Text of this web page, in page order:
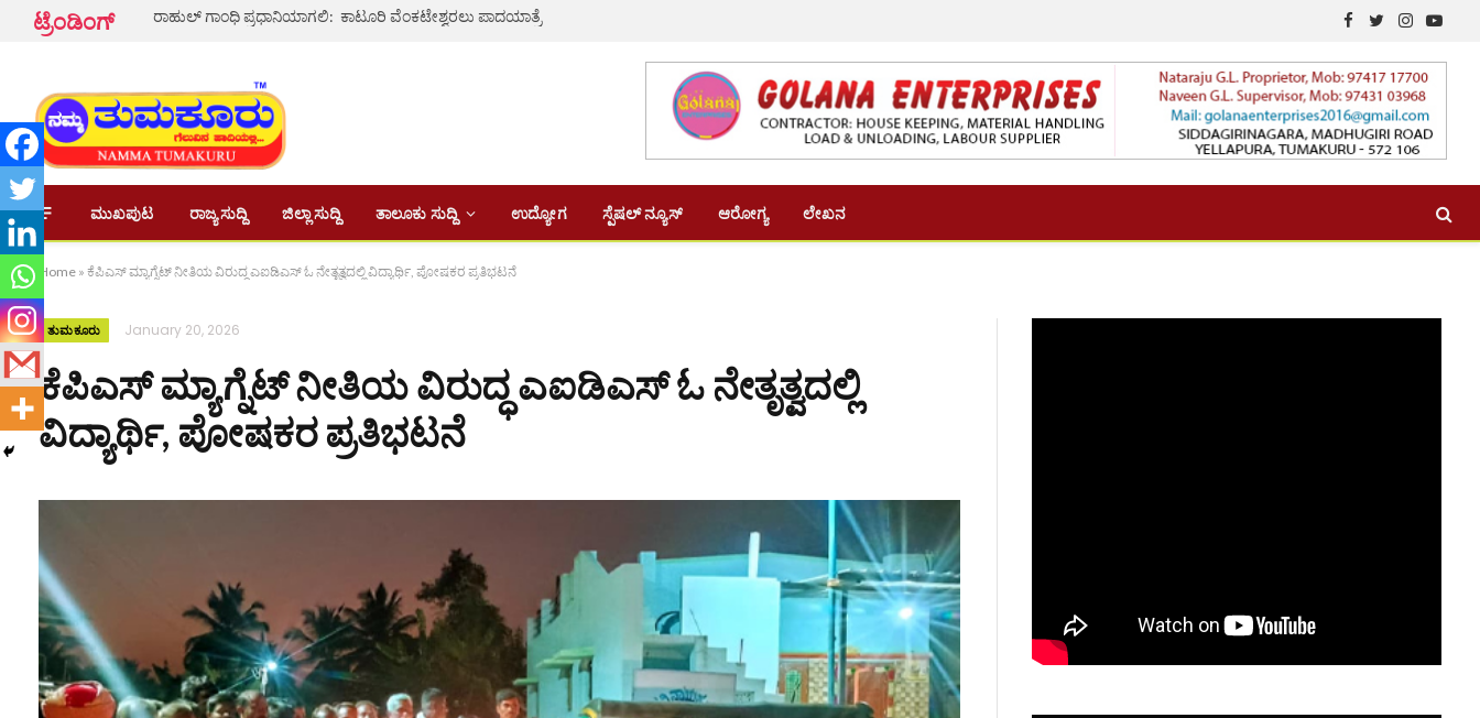
ಟ್ರೆಂಡಿಂಗ್ ರಾಹುಲ್ ಗಾಂಧಿ ಪ್ರಧಾನಿಯಾಗಲಿ: ಕಾಟೂರಿ ವೆಂಕಟೇಶ್ವರಲು ಪಾದಯಾತ್ರೆ
Facebook
TwitterInstagram
ಮುಖಪುಟ ರಾಜ್ಯ ಸುದ್ದಿ ಜಿಲ್ಲಾ ಸುದ್ದಿ ತಾಲೂಕು ಸುದ್ದಿ ಉದ್ಯೋಗ ಸ್ಪೆಷಲ್ ನ್ಯೂಸ್ ಆರೋಗ್ಯ ಲೇಖನ
Home » ಕೆಪಿಎಸ್ ಮ್ಯಾಗ್ನೆಟ್ ನೀತಿಯ ವಿರುದ್ಧ ಎಐಡಿಎಸ್ ಓ ನೇತೃತ್ವದಲ್ಲಿ ವಿದ್ಯಾರ್ಥಿ, ಪೋಷಕರ ಪ್ರತಿಭಟನೆ
ತುಮಕೂರು January 20, 2026
ಕೆಪಿಎಸ್ ಮ್ಯಾಗ್ನೆಟ್ ನೀತಿಯ ವಿರುದ್ಧ ಎಐಡಿಎಸ್ ಓ ನೇತೃತ್ವದಲ್ಲಿ
ವಿದ್ಯಾರ್ಥಿ, ಪೋಷಕರ ಪ್ರತಿಭಟನೆ